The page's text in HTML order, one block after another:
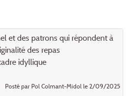
et des patrons qui répondent à
des repas
idyllique
Posté par Pol Colmant-Midol le 2/09/2025